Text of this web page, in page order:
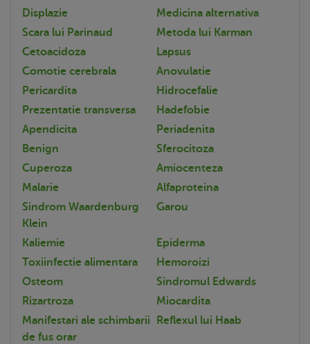
Displazie
Medicina alternativa
Scara lui Parinaud
Metoda lui Karman
Cetoacidoza
Lapsus
Comotie cerebrala
Anovulatie
Pericardita
Hidrocefalie
Prezentatie transversa
Hadefobie
Apendicita
Periadenita
Benign
Sferocitoza
Cuperoza
Amiocenteza
Malarie
Alfaproteina
Sindrom Waardenburg
Klein
Garou
Kaliemie
Epiderma
Toxiinfectie alimentara
Hemoroizi
Osteom
Sindromul Edwards
Rizartroza
Miocardita
Manifestari ale schimbarii
de fus orar
Reflexul lui Haab